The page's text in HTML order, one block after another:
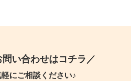
い合わせはコチラ／
にご相談ください♪